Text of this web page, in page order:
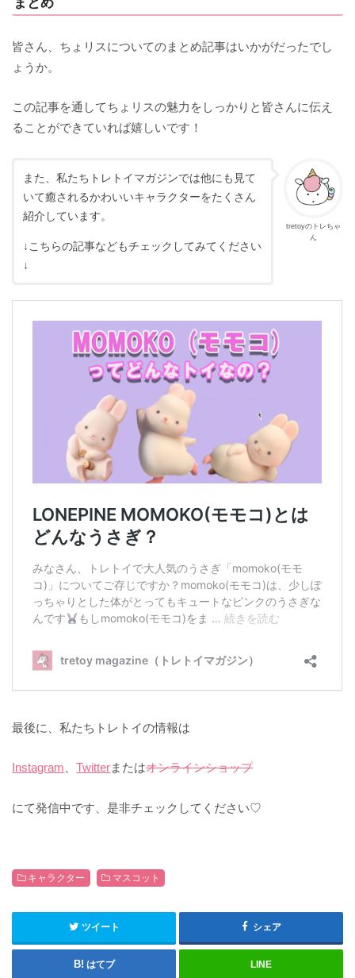
皆さん、ちょリスについてのまとめ記事はいかがだったでし
ょうか。
この記事を通してちょリスの魅力をしっかりと皆さんに伝え
ることができていれば嬉しいです！
tretoyのトレちゃ
ん
また、私たちトレトイマガジンでは他にも見て
いて癒されるかわいいキャラクターをたくさん
紹介しています。
↓こちらの記事などもチェックしてみてください
↓
最後に、私たちトレトイの情報は
Instagram 、Twitterまたはオンラインショップ
にて発信中です、是非チェックしてください♡
キャラクター マスコット
ツイート シェア
はてブ LINE